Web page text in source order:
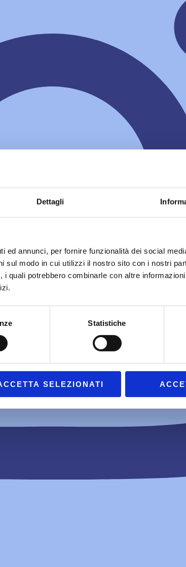
Dettagli
ed annunci, per fornire funzionalità dei social
sul modo in cui utilizzi il nostro sito con i nostri
quali potrebbero combinarle con altre
Statistiche
SELEZIONATI